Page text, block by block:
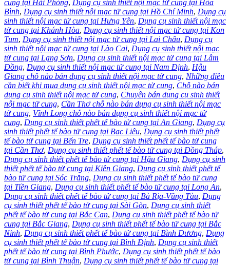
cung tại Hải Phòng, Dụng cụ sinh thiết nội mạc tử cung tại Hòa
Bình, Dụng cụ sinh thiết nội mạc tử cung tại Hồ Chí Minh, Dụng cụ
sinh thiết nội mạc tử cung tại Hưng Yên, Dụng cụ sinh thiết nội mạc
tử cung tại Khánh Hòa, Dụng cụ sinh thiết nội mạc tử cung tại Kon
Tum, Dụng cụ sinh thiết nội mạc tử cung tại Lai Châu, Dụng cụ
sinh thiết nội mạc tử cung tại Lào Cai, Dụng cụ sinh thiết nội mạc
tử cung tại Lạng Sơn, Dụng cụ sinh thiết nội mạc tử cung tại Lâm
Đồng, Dụng cụ sinh thiết nội mạc tử cung tại Nam Định, Hậu
Giang chỗ nào bán dụng cụ sinh thiết nội mạc tử cung, Những điều
cần biết khi mua dụng cụ sinh thiết nội mạc tử cung, Chỗ nào bán
dụng cụ sinh thiết nội mạc tử cung, Chuyên bán dụng cụ sinh thiết
nội mạc tử cung, Cần Thơ chỗ nào bán dụng cụ sinh thiết nội mạc
tử cung, Vĩnh Long chỗ nào bán dụng cụ sinh thiết nội mạc tử
cung, Dụng cụ sinh thiết phết tế bào tử cung tại An Giang, Dụng cụ
sinh thiết phết tế bào tử cung tại Bạc Liêu, Dụng cụ sinh thiết phết
tế bào tử cung tại Bến Tre, Dụng cụ sinh thiết phết tế bào tử cung
tại Cần Thơ, Dụng cụ sinh thiết phết tế bào tử cung tại Đồng Tháp,
Dụng cụ sinh thiết phết tế bào tử cung tại Hậu Giang, Dụng cụ sinh
thiết phết tế bào tử cung tại Kiên Giang, Dụng cụ sinh thiết phết tế
bào tử cung tại Sóc Trăng, Dụng cụ sinh thiết phết tế bào tử cung
tại Tiền Giang, Dụng cụ sinh thiết phết tế bào tử cung tại Long An,
Dụng cụ sinh thiết phết tế bào tử cung tại Bà Rịa-Vũng Tàu, Dụng
cụ sinh thiết phết tế bào tử cung tại Sài Gòn, Dụng cụ sinh thiết
phết tế bào tử cung tại Bắc Cạn, Dụng cụ sinh thiết phết tế bào tử
cung tại Bắc Giang, Dụng cụ sinh thiết phết tế bào tử cung tại Bắc
Ninh, Dụng cụ sinh thiết phết tế bào tử cung tại Bình Dương, Dụng
cụ sinh thiết phết tế bào tử cung tại Bình Định, Dụng cụ sinh thiết
phết tế bào tử cung tại Bình Phước, Dụng cụ sinh thiết phết tế bào
tử cung tại Bình Thuận, Dụng cụ sinh thiết phết tế bào tử cung tại